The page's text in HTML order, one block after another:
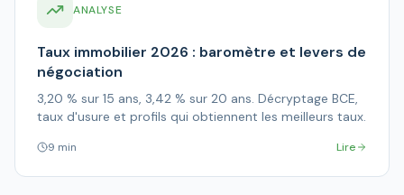
ANALYSE
Taux immobilier 2026 : baromètre et levers de
négociation
3,20 % sur 15 ans, 3,42 % sur 20 ans. Décryptage BCE,
taux d'usure et profils qui obtiennent les meilleurs taux.
9 min Lire